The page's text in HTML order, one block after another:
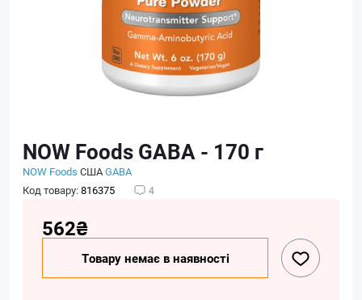
NOW Foods GABA - 170 г
NOW Foods СШАGABA
Код товару:816375 4
562₴
Товару немає в наявності